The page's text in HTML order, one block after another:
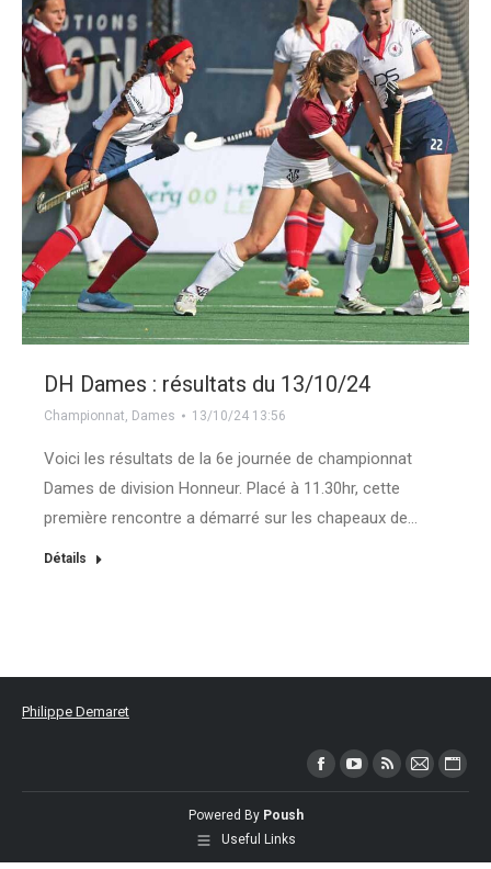
DH Dames : résultats du 13/10/24
Championnat, Dames 13/10/24 13:56
Voici les résultats de la 6e journée de championnat
Dames de division Honneur. Placé à 11.30hr, cette
première rencontre a démarré sur les chapeaux de…
Détails
Philippe Demaret
Facebook
in
YouTube
in
RSS
in
Mail
in
Site
opens
Powered By Poush
Useful Links